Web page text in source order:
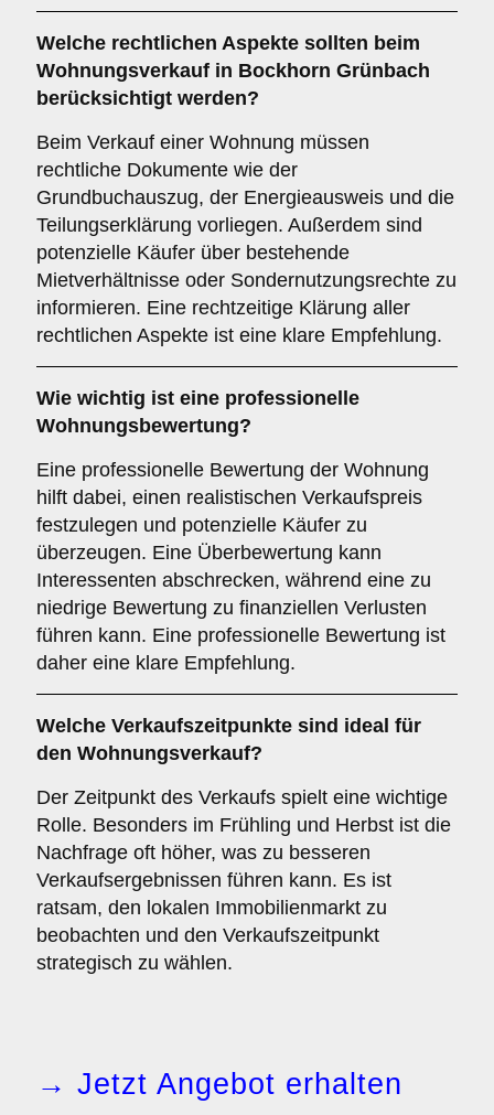
Welche rechtlichen Aspekte sollten beim
Wohnungsverkauf in Bockhorn Grünbach
berücksichtigt werden?
Beim Verkauf einer Wohnung müssen
rechtliche Dokumente wie der
Grundbuchauszug, der Energieausweis und die
Teilungserklärung vorliegen. Außerdem sind
potenzielle Käufer über bestehende
Mietverhältnisse oder Sondernutzungsrechte zu
informieren. Eine rechtzeitige Klärung aller
rechtlichen Aspekte ist eine klare Empfehlung.
Wie wichtig ist eine professionelle
Wohnungsbewertung?
Eine professionelle Bewertung der Wohnung
hilft dabei, einen realistischen Verkaufspreis
festzulegen und potenzielle Käufer zu
überzeugen. Eine Überbewertung kann
Interessenten abschrecken, während eine zu
niedrige Bewertung zu finanziellen Verlusten
führen kann. Eine professionelle Bewertung ist
daher eine klare Empfehlung.
Welche Verkaufszeitpunkte sind ideal für
den Wohnungsverkauf?
Der Zeitpunkt des Verkaufs spielt eine wichtige
Rolle. Besonders im Frühling und Herbst ist die
Nachfrage oft höher, was zu besseren
Verkaufsergebnissen führen kann. Es ist
ratsam, den lokalen Immobilienmarkt zu
beobachten und den Verkaufszeitpunkt
strategisch zu wählen.
→ Jetzt Angebot erhalten